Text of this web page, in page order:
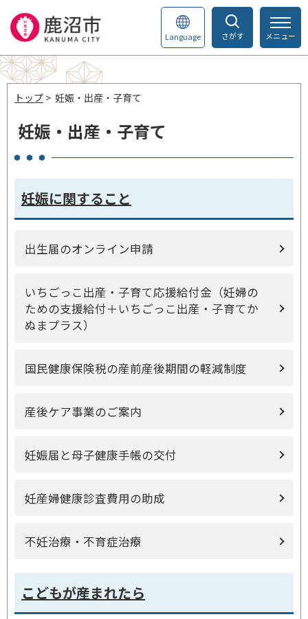
さがす
Language メニュー
トップ > 妊娠・出産・子育て
妊娠・出産・子育て
妊娠に関すること
出生届のオンライン申請
いちごっこ出産・子育て応援給付金（妊婦の
ための支援給付＋いちごっこ出産・子育てか
ぬまプラス）
国民健康保険税の産前産後期間の軽減制度
産後ケア事業のご案内
妊娠届と母子健康手帳の交付
妊産婦健康診査費用の助成
不妊治療・不育症治療
こどもが産まれたら